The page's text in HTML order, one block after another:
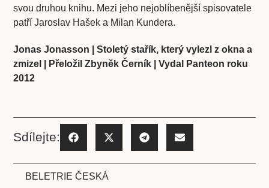
svou druhou knihu. Mezi jeho nejoblíbenější spisovatele
patří Jaroslav Hašek a Milan Kundera.
Jonas Jonasson | Stoletý stařík, který vylezl z okna a
zmizel | Přeložil Zbyněk Černík | Vydal Panteon roku
2012
Sdílejte:
BELETRIE ČESKÁ